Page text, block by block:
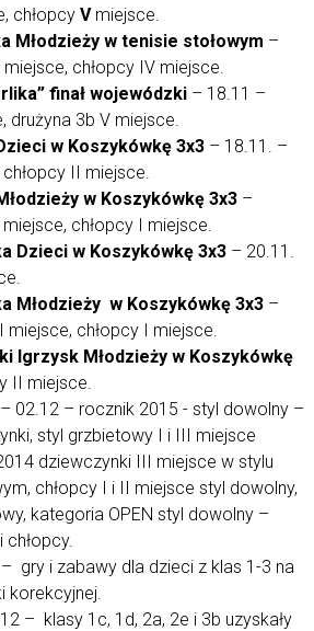
chłopcy Vmiejsce.
Młodzieży w tenisie stołowym –
chłopcy IV miejsce.
finał wojewódzki – 18.11 –
drużyna 3b V miejsce.
w Koszykówkę 3x3– 18.11. –
II miejsce.
w Koszykówkę 3x3–
chłopcy I miejsce.
Dzieci w Koszykówkę 3x3– 20.11.
Młodzieży w Koszykówkę 3x3–
chłopcy I miejsce.
Igrzysk Młodzieży w Koszykówkę
II miejsce.
– 02.12 – rocznik 2015 - styl dowolny –
styl grzbietowy I i III miejsce
dziewczynki III miejsce w stylu
chłopcy I i II miejsce styl dowolny,
kategoria OPEN styl dowolny –
gry i zabawy dla dzieci z klas 1-3 na
korekcyjnej.
– klasy 1c, 1d, 2a, 2e i 3b uzyskały